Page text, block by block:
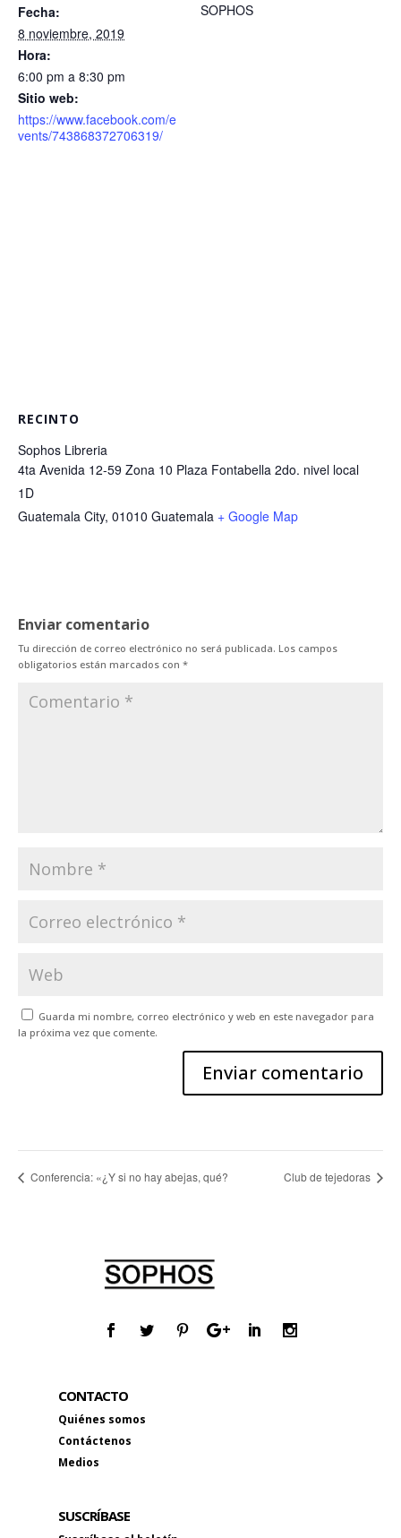
Fecha:
8 noviembre, 2019
Hora:
6:00 pm a 8:30 pm
Sitio web:
https://www.facebook.com/e
vents/743868372706319/
SOPHOS
RECINTO
Sophos Libreria
4ta Avenida 12-59 Zona 10 Plaza Fontabella 2do. nivel local
1D
Guatemala City, 01010 Guatemala + Google Map
Enviar comentario
Tu dirección de correo electrónico no será publicada. Los campos
obligatorios están marcados con *
Guarda mi nombre, correo electrónico y web en este navegador para
la próxima vez que comente.
Conferencia: «¿Y si no hay abejas, qué? Club de tejedoras
CONTACTO
Quiénes somos
Contáctenos
Medios
SUSCRÍBASE